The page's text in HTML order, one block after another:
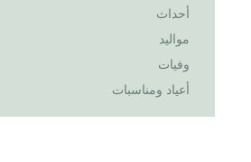
أحداث
مواليد
وفيات
أعياد ومناسبات